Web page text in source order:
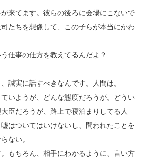
来てます。彼らの後ろに会場にこないで
たちを想像して、この子らが本当にかわ
仕事の仕方を教えてるんだよ？
誠実に話すべきなんです。人間は。
いようが、どんな態度だろうが。どうい
臣だろうが、路上で寝泊まりしてる人
はついてはいけないし、問われたことを
ない。
もちろん、相手にわかるように、言い方